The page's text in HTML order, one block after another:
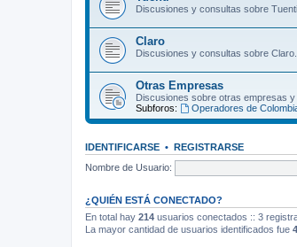
Discusiones y consultas sobre Tuenti.
Claro
Discusiones y consultas sobre Claro.
Otras Empresas
Discusiones sobre otras empresas y
Subforos:
Operadores de
IDENTIFICARSE • REGISTRARSE
Nombre de Usuario:
¿QUIÉN ESTÁ CONECTADO?
En total hay 214 usuarios conectados :: 3
La mayor cantidad de usuarios identificados fue